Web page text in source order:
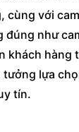
cùng với
đúng như
khách hàng
lựa
tín.